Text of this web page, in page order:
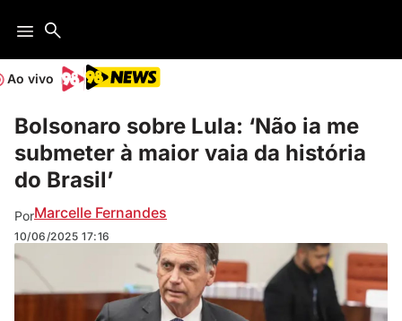
Ao vivo
Bolsonaro sobre Lula: ‘Não ia me
submeter à maior vaia da história
do Brasil’
PorMarcelle Fernandes
10/06/2025 17:16